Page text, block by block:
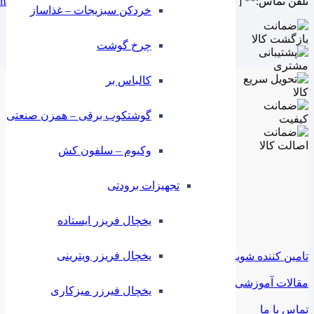
خردکن سبزیجات – غذاساز
چرخ گوشت
کالباس بر
گوشتکوب برقی – همزن صنعتی
وکیوم – سلفون کش
تجهیزات برودتی
یخچال فریزر ایستاده
یخچال فریزر ویترینی
یخچال فیرزر میزکاری
تامین کننده شوید
مقالات آموزشی
تماس با ما